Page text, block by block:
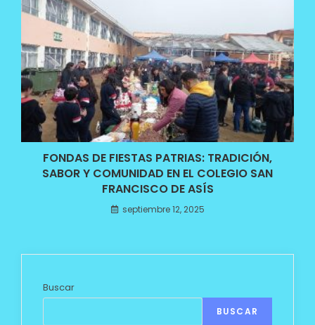
FONDAS DE FIESTAS PATRIAS: TRADICIÓN,
SABOR Y COMUNIDAD EN EL COLEGIO SAN
FRANCISCO DE ASÍS
septiembre 12, 2025
Buscar
BUSCAR